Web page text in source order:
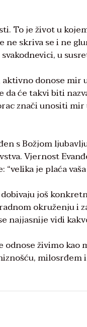
To je život u
ne skriva se i ne
u
donose mir
će takvi biti
znači unositi
s Božjom
Vjernost
je plaća
još
okruženju i
najjasnije vidi
odnose živimo